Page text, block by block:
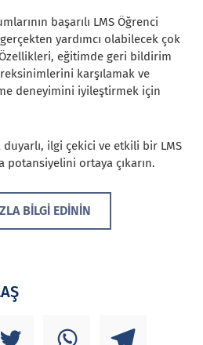
başarılı LMS Öğrenci
yardımcı olabilecek çok
eğitimde geri bildirim
karşılamak ve
deneyimini iyileştirmek için
ilgi çekici ve etkili bir LMS
ortaya çıkarın.
BİLGİ EDİNİN